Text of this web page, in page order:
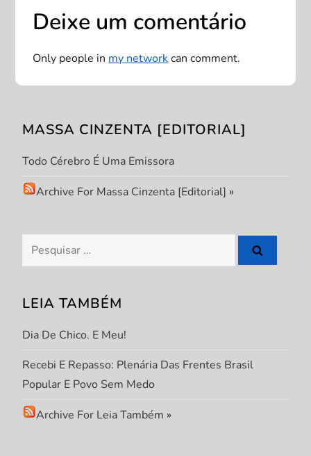
g
a
ç
o
d
P
o
s
t
Deixe um comentário
Only people in my networkcan comment.
MASSA CINZENTA [EDITORIAL]
Todo Cérebro É Uma Emissora
Archive For Massa Cinzenta [Editorial] »
Pesquisar
por:
LEIA TAMBÉM
Dia De Chico. E Meu!
Recebi E Repasso: Plenária Das Frentes Brasil
Popular E Povo Sem Medo
Archive For Leia Também »